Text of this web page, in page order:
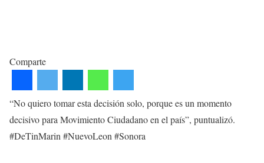
Comparte
“No quiero tomar esta decisión solo, porque es un momento
decisivo para Movimiento Ciudadano en el país”, puntualizó.
#DeTinMarin #NuevoLeon #Sonora